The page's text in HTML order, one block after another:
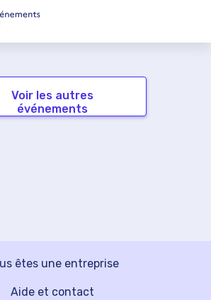
Voir les autres
événements
êtes une entreprise
Aide et contact